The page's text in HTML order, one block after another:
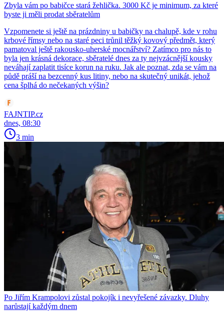
Zbyla vám po babičce stará žehlička. 3000 Kč je minimum, za které
byste ji měli prodat sběratelům
Vzpomenete si ještě na prázdniny u babičky na chalupě, kde v rohu
krbové římsy nebo na staré peci trůnil těžký kovový předmět, který
pamatoval ještě rakousko-uherské mocnářství? Zatímco pro nás to
byla jen krásná dekorace, sběratelé dnes za ty nejvzácnější kousky
neváhají zaplatit tisíce korun na ruku. Jak ale poznat, zda se vám na
půdě práší na bezcenný kus litiny, nebo na skutečný unikát, jehož
cena šplhá do nečekaných výšin?
FAJNTIP.cz
dnes, 08:30
3 min
Po Jiřím Krampolovi zůstal pokojík i nevyřešené závazky. Dluhy
narůstají každým dnem